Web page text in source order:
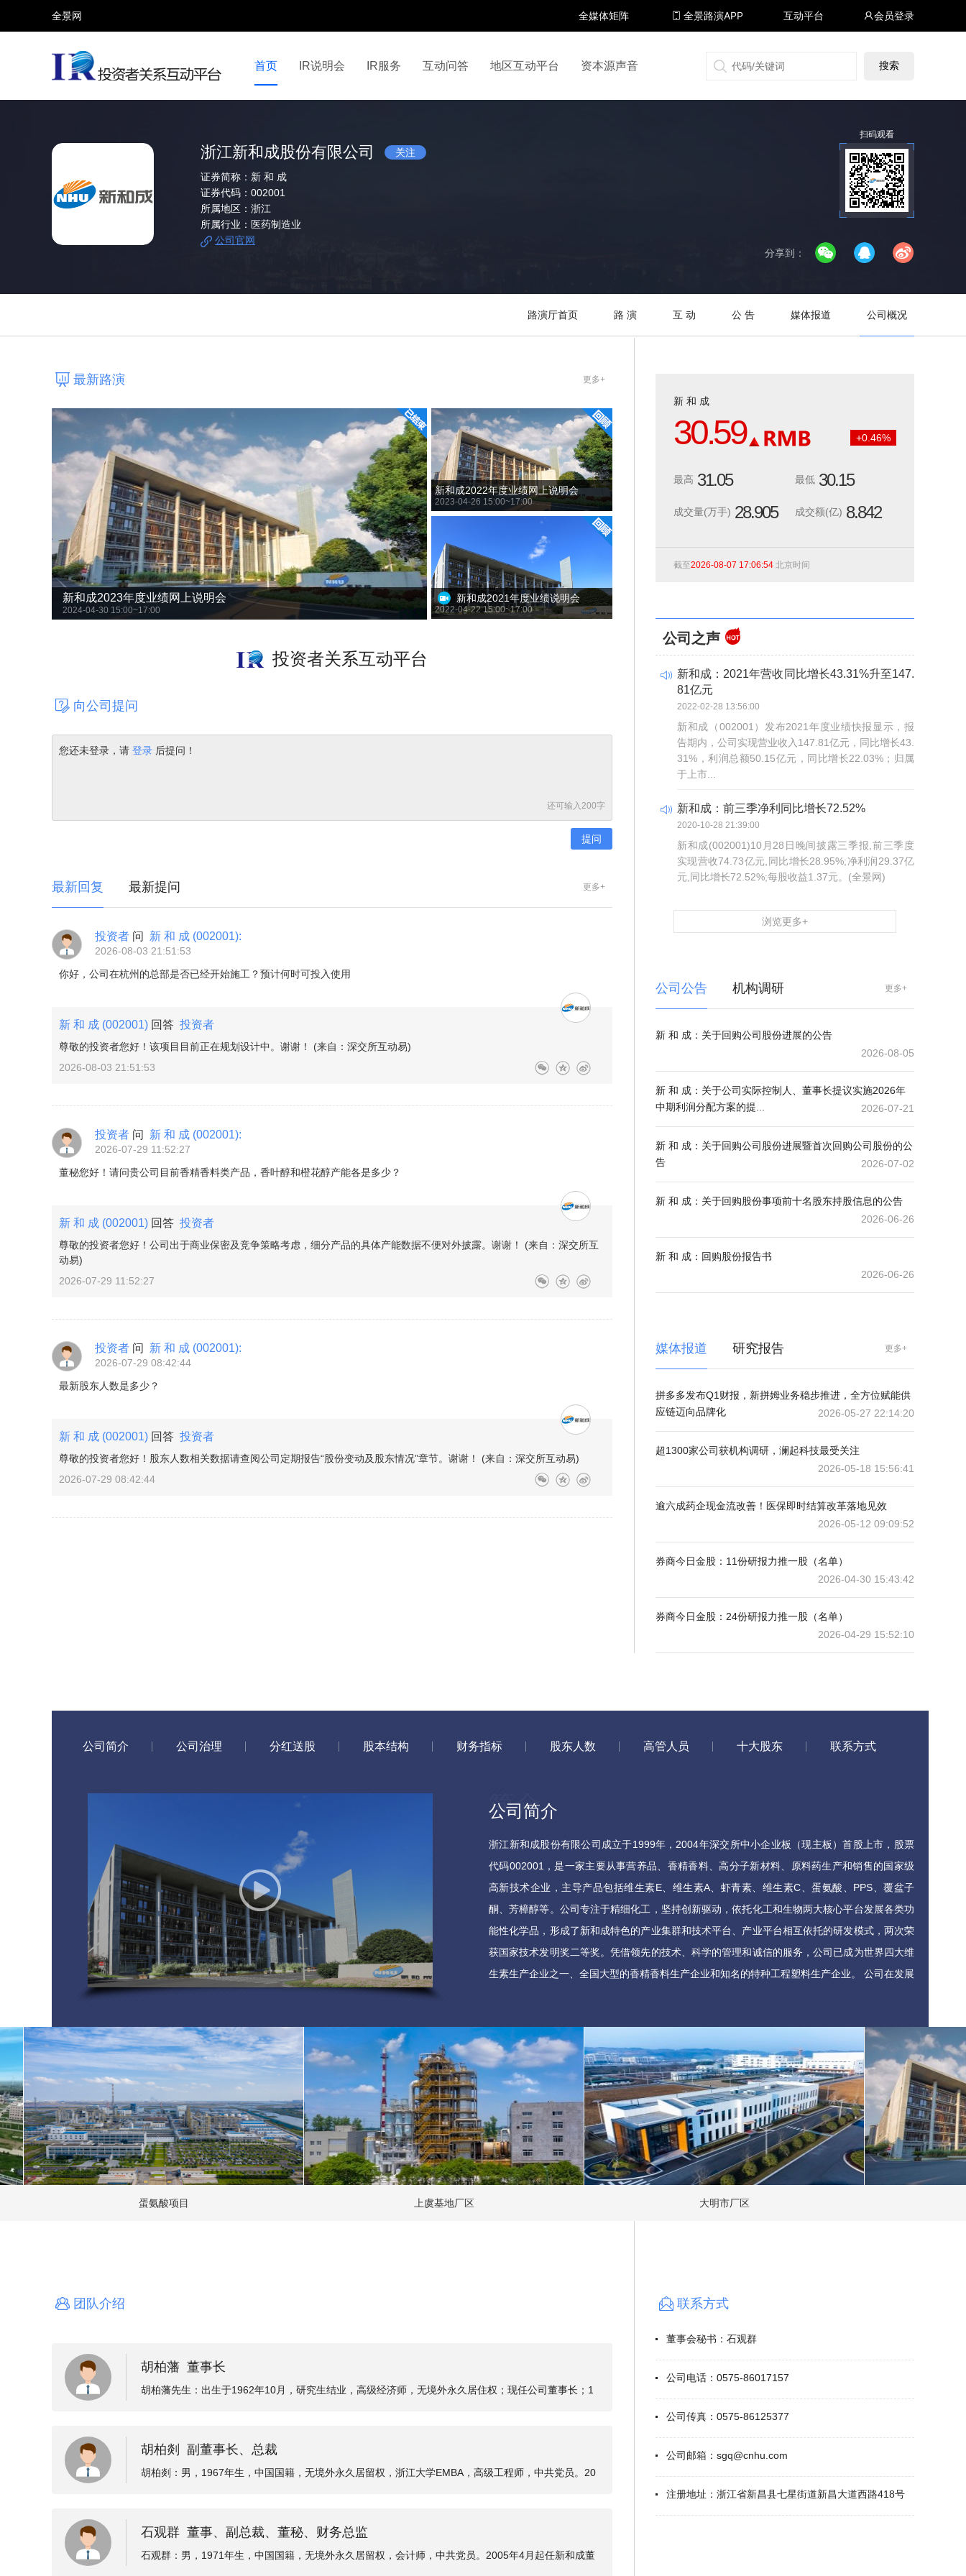
全景网 全媒体矩阵
视频号 全景网官微 微信公众号 头条号 百家号 抖音号 快手号 喜马拉雅 财富号 搜狐号 同顺号 雪球号 生活号
全景路演APP 互动平台 会员登录
首页 IR说明会 IR服务 互动问答 地区互动平台 资本源声音
浙江新和成股份有限公司 关注
证券简称： 新 和 成
证券代码： 002001
所属地区： 浙江
所属行业： 医药制造业
公司官网
扫码观看
分享到：
路演厅首页 路 演 互 动 公 告 媒体报道 公司概况
最新路演 更多+
新和成2023年度业绩网上说明会
2024-04-30 15:00~17:00
新和成2022年度业绩网上说明会
2023-04-26 15:00~17:00
新和成2021年度业绩说明会
2022-04-22 15:00~17:00
投资者关系互动平台
向公司提问
您还未登录，请 登录 后提问！
还可输入200字
最新回复 最新提问 更多+
投资者 问 新 和 成 (002001):
2026-08-03 21:51:53
你好，公司在杭州的总部是否已经开始施工？预计何时可投入使用
新 和 成 (002001) 回答 投资者
尊敬的投资者您好！该项目目前正在规划设计中。谢谢！ (来自：深交所互动易)
2026-08-03 21:51:53
投资者 问 新 和 成 (002001):
2026-07-29 11:52:27
董秘您好！请问贵公司目前香精香料类产品，香叶醇和橙花醇产能各是多少？
新 和 成 (002001) 回答 投资者
尊敬的投资者您好！公司出于商业保密及竞争策略考虑，细分产品的具体产能数据不便对外披露。谢谢！ (来自：深交所互
动易)
2026-07-29 11:52:27
投资者 问 新 和 成 (002001):
2026-07-29 08:42:44
最新股东人数是多少？
新 和 成 (002001) 回答 投资者
尊敬的投资者您好！股东人数相关数据请查阅公司定期报告“股份变动及股东情况”章节。谢谢！ (来自：深交所互动易)
2026-07-29 08:42:44
新 和 成
30.59 +0.46%
最高 31.05 最低 30.15
成交量(万手) 28.905 成交额(亿) 8.842
截至2026-08-07 17:06:54 北京时间
公司之声
新和成：2021年营收同比增长43.31%升至147.
81亿元
2022-02-28 13:56:00
新和成（002001）发布2021年度业绩快报显示，报
告期内，公司实现营业收入147.81亿元，同比增长43.
31%，利润总额50.15亿元，同比增长22.03%；归属
于上市...
新和成：前三季净利同比增长72.52%
2020-10-28 21:39:00
新和成(002001)10月28日晚间披露三季报,前三季度
实现营收74.73亿元,同比增长28.95%;净利润29.37亿
元,同比增长72.52%;每股收益1.37元。(全景网)
浏览更多+
公司公告 机构调研 更多+
新 和 成：关于回购公司股份进展的公告
2026-08-05
新 和 成：关于公司实际控制人、董事长提议实施2026年
中期利润分配方案的提...
2026-07-21
新 和 成：关于回购公司股份进展暨首次回购公司股份的公
告
2026-07-02
新 和 成：关于回购股份事项前十名股东持股信息的公告
2026-06-26
新 和 成：回购股份报告书
2026-06-26
媒体报道 研究报告 更多+
拼多多发布Q1财报，新拼姆业务稳步推进，全方位赋能供
应链迈向品牌化
2026-05-27 22:14:20
超1300家公司获机构调研，澜起科技最受关注
2026-05-18 15:56:41
逾六成药企现金流改善！医保即时结算改革落地见效
2026-05-12 09:09:52
券商今日金股：11份研报力推一股（名单）
2026-04-30 15:43:42
券商今日金股：24份研报力推一股（名单）
2026-04-29 15:52:10
公司简介 公司治理 分红送股 股本结构 财务指标 股东人数 高管人员 十大股东 联系方式
公司简介
浙江新和成股份有限公司成立于1999年，2004年深交所中小企业板（现主板）首股上市，股票
代码002001，是一家主要从事营养品、香精香料、高分子新材料、原料药生产和销售的国家级
高新技术企业，主导产品包括维生素E、维生素A、虾青素、维生素C、蛋氨酸、PPS、覆盆子
酮、芳樟醇等。公司专注于精细化工，坚持创新驱动，依托化工和生物两大核心平台发展各类功
能性化学品，形成了新和成特色的产业集群和技术平台、产业平台相互依托的研发模式，两次荣
获国家技术发明奖二等奖。凭借领先的技术、科学的管理和诚信的服务，公司已成为世界四大维
生素生产企业之一、全国大型的香精香料生产企业和知名的特种工程塑料生产企业。 公司在发展
蛋氨酸项目 上虞基地厂区 大明市厂区
团队介绍
胡柏藩 董事长
胡柏藩先生：出生于1962年10月，研究生结业，高级经济师，无境外永久居住权；现任公司董事长；1
胡柏剡 副董事长、总裁
胡柏剡：男，1967年生，中国国籍，无境外永久居留权，浙江大学EMBA，高级工程师，中共党员。20
石观群 董事、副总裁、董秘、财务总监
石观群：男，1971年生，中国国籍，无境外永久居留权，会计师，中共党员。2005年4月起任新和成董
联系方式
董事会秘书： 石观群
公司电话： 0575-86017157
公司传真： 0575-86125377
公司邮箱： sgq@cnhu.com
注册地址： 浙江省新昌县七星街道新昌大道西路418号